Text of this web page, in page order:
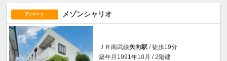
アパート メゾンシャリオ
ＪＲ南武線矢向駅 / 徒歩19分
築年月1991年10月 / 2階建